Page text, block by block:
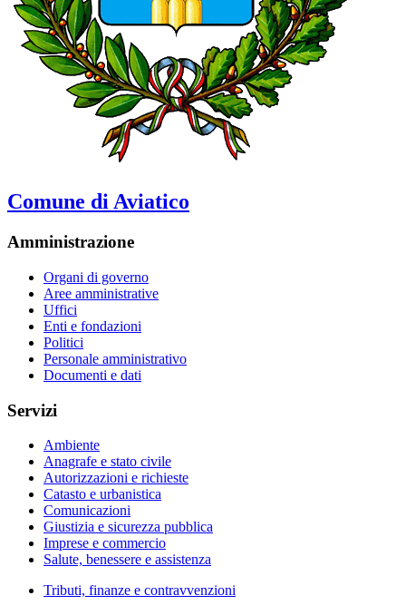
Comune di Aviatico
Amministrazione
Organi di governo
Aree amministrative
Uffici
Enti e fondazioni
Politici
Personale amministrativo
Documenti e dati
Servizi
Ambiente
Anagrafe e stato civile
Autorizzazioni e richieste
Catasto e urbanistica
Comunicazioni
Giustizia e sicurezza pubblica
Imprese e commercio
Salute, benessere e assistenza
Tributi, finanze e contravvenzioni